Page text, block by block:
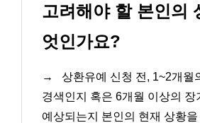
고려해야 할 본인의
엇인가요?
→
상환유예 신청 전, 1~2개월
경색인지 혹은 6개월 이상의 장
예상되는지 본인의 현재 상황